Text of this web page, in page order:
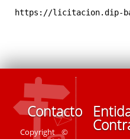
https://licitacion.dip-
Contacto
Copyright ©
Entidades